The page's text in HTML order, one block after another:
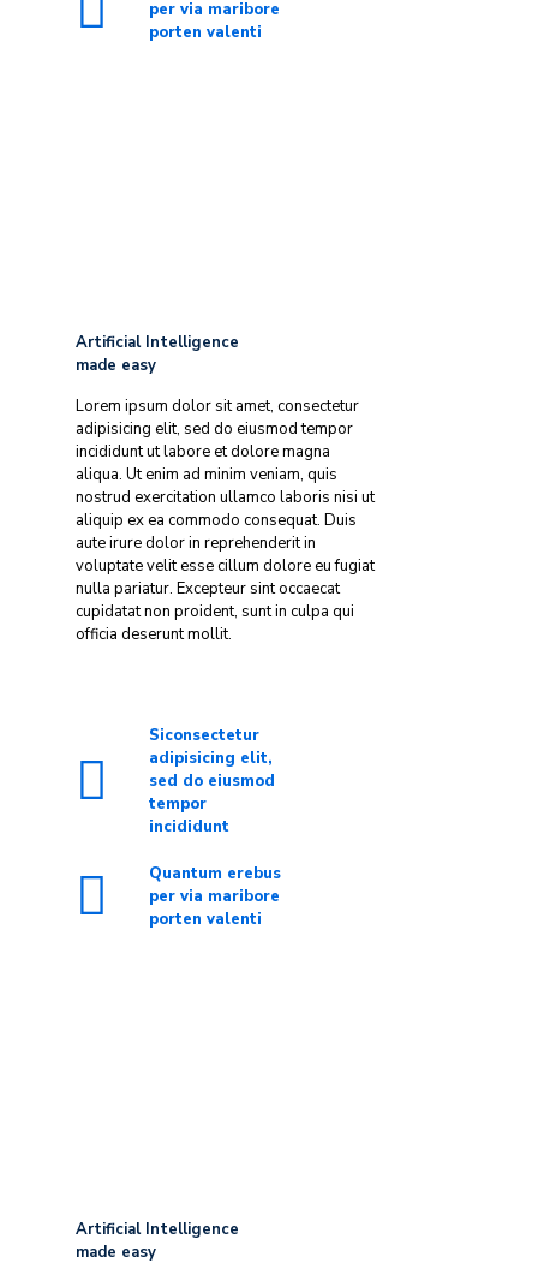
per via maribore
porten valenti
Artificial Intelligence
made easy
Lorem ipsum dolor sit amet, consectetur
adipisicing elit, sed do eiusmod tempor
incididunt ut labore et dolore magna
aliqua. Ut enim ad minim veniam, quis
nostrud exercitation ullamco laboris nisi ut
aliquip ex ea commodo consequat. Duis
aute irure dolor in reprehenderit in
voluptate velit esse cillum dolore eu fugiat
nulla pariatur. Excepteur sint occaecat
cupidatat non proident, sunt in culpa qui
officia deserunt mollit.
Siconsectetur
adipisicing elit,
sed do eiusmod
tempor
incididunt
Quantum erebus
per via maribore
porten valenti
Artificial Intelligence
made easy